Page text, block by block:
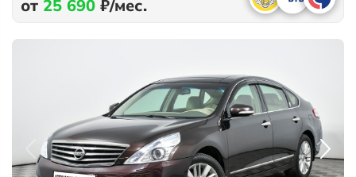
от 25 690 ₽/мес.